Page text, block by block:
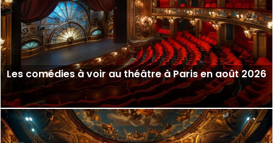
Les comédies à voir au théâtre à Paris en août 2026